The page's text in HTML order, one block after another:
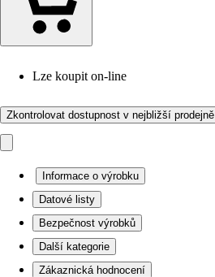
Lze koupit on-line
Zkontrolovat dostupnost v nejbližší prodejně
Informace o výrobku
Datové listy
Bezpečnost výrobků
Další kategorie
Zákaznická hodnocení